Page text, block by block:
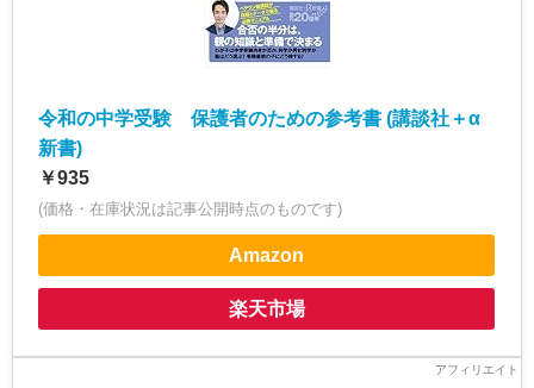
令和の中学受験 保護者のための参考書 (講談社＋α
新書)
￥935
(価格・在庫状況は記事公開時点のものです)
Amazon
楽天市場